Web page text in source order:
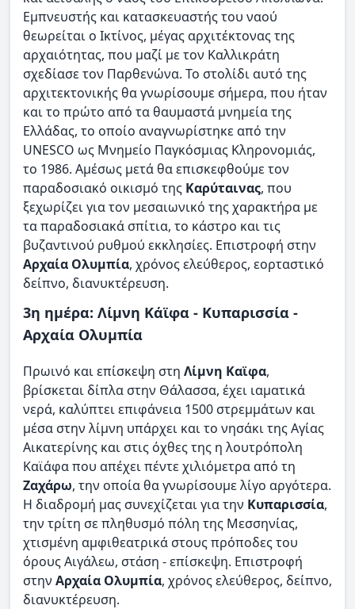
Εμπνευστής και κατασκευαστής του ναού
θεωρείται ο Ικτίνος, μέγας αρχιτέκτονας της
αρχαιότητας, που μαζί με τον Καλλικράτη
σχεδίασε τον Παρθενώνα. Το στολίδι αυτό της
αρχιτεκτονικής θα γνωρίσουμε σήμερα, που ήταν
και το πρώτο από τα θαυμαστά μνημεία της
Ελλάδας, το οποίο αναγνωρίστηκε από την
UNESCO ως Μνημείο Παγκόσμιας Κληρονομιάς,
το 1986. Αμέσως μετά θα επισκεφθούμε τον
παραδοσιακό οικισμό της Καρύταινας, που
ξεχωρίζει για τον μεσαιωνικό της χαρακτήρα με
τα παραδοσιακά σπίτια, το κάστρο και τις
βυζαντινού ρυθμού εκκλησίες. Επιστροφή στην
Αρχαία Ολυμπία, χρόνος ελεύθερος, εορταστικό
δείπνο, διανυκτέρευση.
3η ημέρα: Λίμνη Κάϊφα - Κυπαρισσία -
Αρχαία Ολυμπία
Πρωινό και επίσκεψη στη Λίμνη Καϊφα,
βρίσκεται δίπλα στην Θάλασσα, έχει ιαματικά
νερά, καλύπτει επιφάνεια 1500 στρεμμάτων και
μέσα στην λίμνη υπάρχει και το νησάκι της Αγίας
Αικατερίνης και στις όχθες της η λουτρόπολη
Καϊάφα που απέχει πέντε χιλιόμετρα από τη
Ζαχάρω, την οποία θα γνωρίσουμε λίγο αργότερα.
Η διαδρομή μας συνεχίζεται για την Κυπαρισσία,
την τρίτη σε πληθυσμό πόλη της Μεσσηνίας,
χτισμένη αμφιθεατρικά στους πρόποδες του
όρους Αιγάλεω, στάση - επίσκεψη. Επιστροφή
στην Αρχαία Ολυμπία, χρόνος ελεύθερος, δείπνο,
διανυκτέρευση.